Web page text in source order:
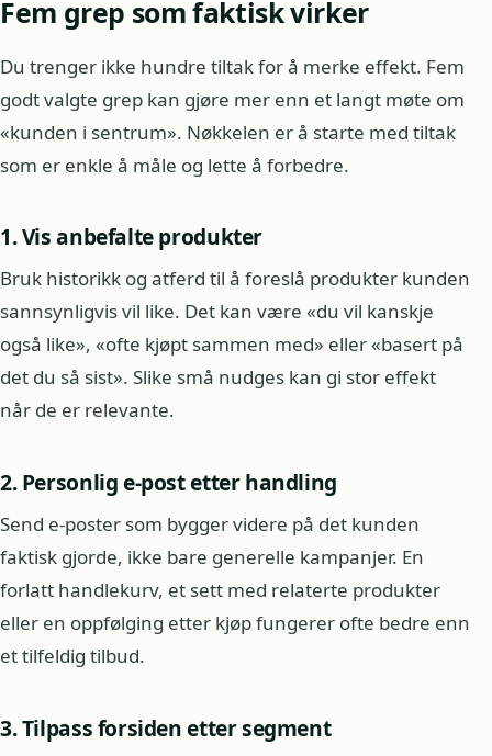
Fem grep som faktisk virker
Du trenger ikke hundre tiltak for å merke effekt. Fem
godt valgte grep kan gjøre mer enn et langt møte om
«kunden i sentrum». Nøkkelen er å starte med tiltak
som er enkle å måle og lette å forbedre.
1. Vis anbefalte produkter
Bruk historikk og atferd til å foreslå produkter kunden
sannsynligvis vil like. Det kan være «du vil kanskje
også like», «ofte kjøpt sammen med» eller «basert på
det du så sist». Slike små nudges kan gi stor effekt
når de er relevante.
2. Personlig e-post etter handling
Send e-poster som bygger videre på det kunden
faktisk gjorde, ikke bare generelle kampanjer. En
forlatt handlekurv, et sett med relaterte produkter
eller en oppfølging etter kjøp fungerer ofte bedre enn
et tilfeldig tilbud.
3. Tilpass forsiden etter segment